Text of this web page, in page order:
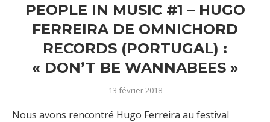
PEOPLE IN MUSIC #1 – HUGO
FERREIRA DE OMNICHORD
RECORDS (PORTUGAL) :
« DON’T BE WANNABEES »
13 février 2018
Nous avons rencontré Hugo Ferreira au festival